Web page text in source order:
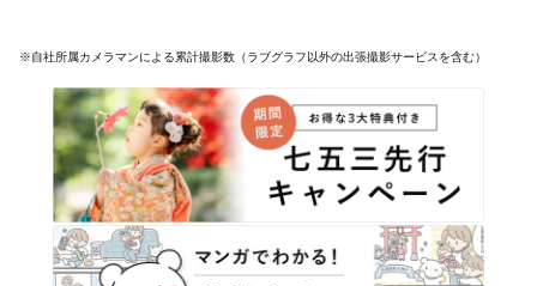
※自社所属カメラマンによる累計撮影数（ラブグラフ以外の出張撮影サービスを含む）